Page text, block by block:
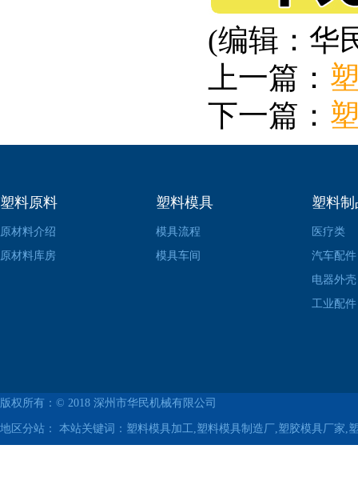
(编辑：华
上一篇：
下一篇：
塑料原料
原材料介绍
原材料库房
塑料模具
模具流程
模具车间
塑料制
医疗类
汽车配件
电器外壳
工业配件
版权所有：© 2018 深州市华民机械有限公司
地区分站： 本站关键词：塑料模具加工,塑料模具制造厂,塑胶模具厂家,